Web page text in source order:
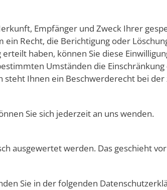
Empfänger und Zweck Ihrer
Recht, die Berichtigung oder
haben, können Sie diese
Umständen die
Ihnen ein Beschwerderecht bei der
Sie sich jederzeit an uns wenden.
ausgewertet werden. Das geschieht
Sie in der folgenden